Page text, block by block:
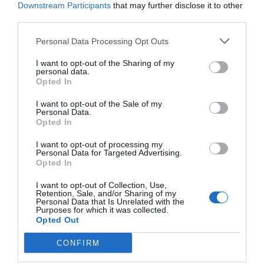
Downstream Participants that may further disclose it to other
Personal Data Processing Opt Outs
I want to opt-out of the Sharing of my
personal data.
Opted In
I want to opt-out of the Sale of my
Personal Data.
Opted In
I want to opt-out of processing my
Personal Data for Targeted Advertising.
Opted In
I want to opt-out of Collection, Use,
Retention, Sale, and/or Sharing of my
Personal Data that Is Unrelated with the
Purposes for which it was collected.
Opted Out
CONFIRM
Chcesz mieć
wszystko pod
kontrolą?
Nasze narzędzie do planowania
na Teneryfie. Zobacz, co warto
zobaczyć i gdzie nocować.
Sprawdź narzędzie